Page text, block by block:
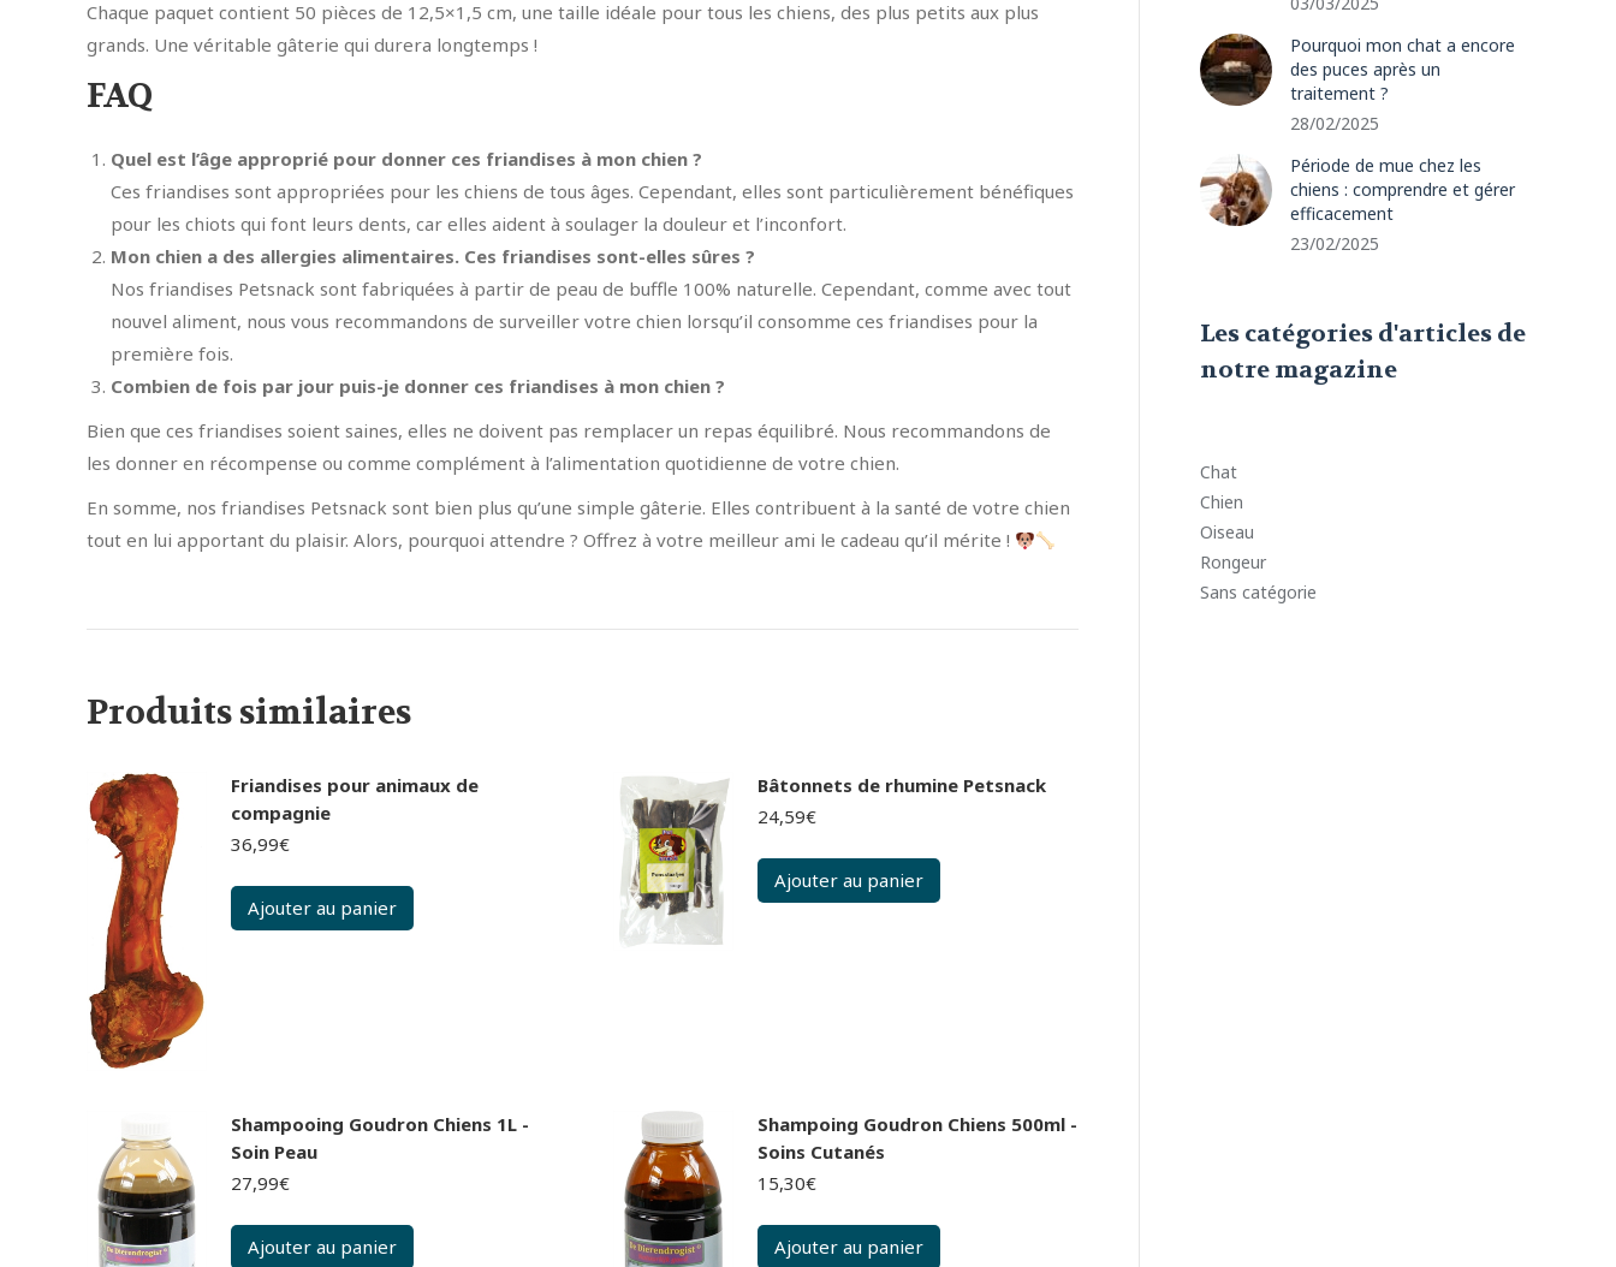
Chaque paquet contient 50 pièces de 12,5×1,5 cm, une taille idéale pour tous les chiens, des plus petits aux plus
grands. Une véritable gâterie qui durera longtemps !
FAQ
Quel est l’âge approprié pour donner ces friandises à mon chien ?
Ces friandises sont appropriées pour les chiens de tous âges. Cependant, elles sont particulièrement bénéfiques
pour les chiots qui font leurs dents, car elles aident à soulager la douleur et l’inconfort.
Mon chien a des allergies alimentaires. Ces friandises sont-elles sûres ?
Nos friandises Petsnack sont fabriquées à partir de peau de buffle 100% naturelle. Cependant, comme avec tout
nouvel aliment, nous vous recommandons de surveiller votre chien lorsqu’il consomme ces friandises pour la
première fois.
Combien de fois par jour puis-je donner ces friandises à mon chien ?
Bien que ces friandises soient saines, elles ne doivent pas remplacer un repas équilibré. Nous recommandons de
les donner en récompense ou comme complément à l’alimentation quotidienne de votre chien.
En somme, nos friandises Petsnack sont bien plus qu’une simple gâterie. Elles contribuent à la santé de votre chien
tout en lui apportant du plaisir. Alors, pourquoi attendre ? Offrez à votre meilleur ami le cadeau qu’il mérite !
Produits similaires
Friandises pour animaux de
compagnie
36,99€
Ajouter au panier
Bâtonnets de rhumine Petsnack
24,59€
Ajouter au panier
Shampooing Goudron Chiens 1L -
Soin Peau
27,99€
Ajouter au panier
Shampoing Goudron Chiens 500ml -
Soins Cutanés
15,30€
Ajouter au panier
Pourquoi mon chat a encore
des puces après un
traitement ?
28/02/2025
Période de mue chez les
chiens : comprendre et gérer
efficacement
23/02/2025
Les catégories d'articles de
notre magazine
Chat
Chien
Oiseau
Rongeur
Sans catégorie